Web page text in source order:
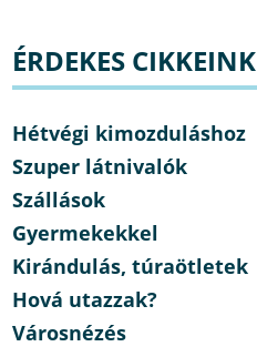
ÉRDEKES CIKKEINK
Hétvégi kimozduláshoz
Szuper látnivalók
Szállások
Gyermekekkel
Kirándulás, túraötletek
Hová utazzak?
Városnézés